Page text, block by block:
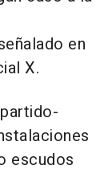
en
X.
escudos